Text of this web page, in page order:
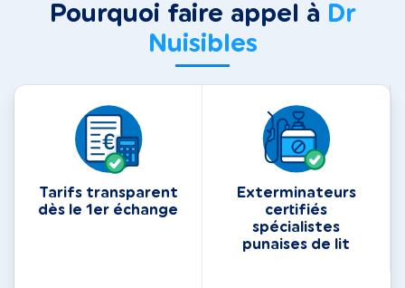
Pourquoi faire appel à Dr
Nuisibles
Tarifs transparent
dès le 1er échange
Exterminateurs
certifiés
spécialistes
punaises de lit